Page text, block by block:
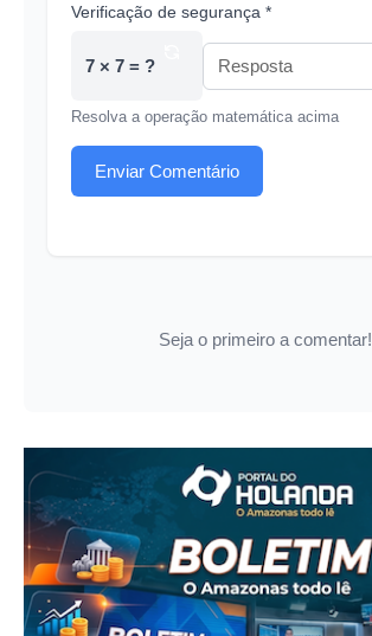
Verificação de segurança *
7 × 7 = ?
Resolva a operação matemática acima
Enviar Comentário
Seja o primeiro a comentar!